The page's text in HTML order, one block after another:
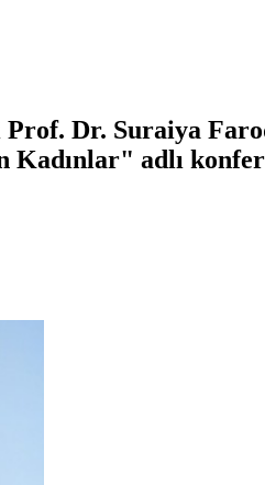
Dr. Suraiya
Kadınlar" adlı